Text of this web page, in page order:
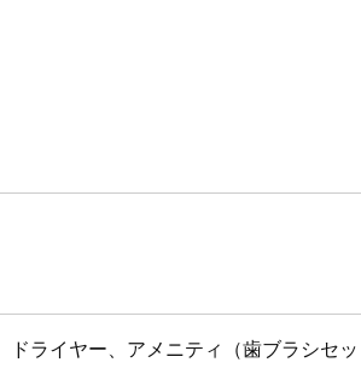
ライヤー、アメニティ（歯ブラシセ